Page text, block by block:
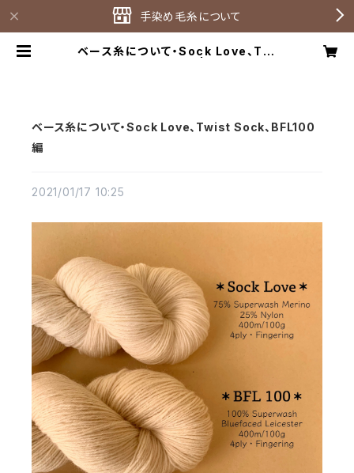
手染め毛糸について
ベース糸について・Sock Love、Twi
ベース糸について・Sock Love、Twist Sock、BFL100
編
2021/01/17 10:25